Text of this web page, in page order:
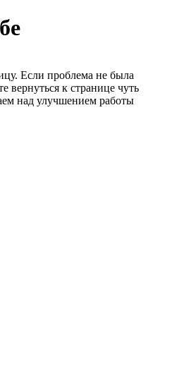
Если проблема не была
вернуться к странице чуть
над улучшением работы